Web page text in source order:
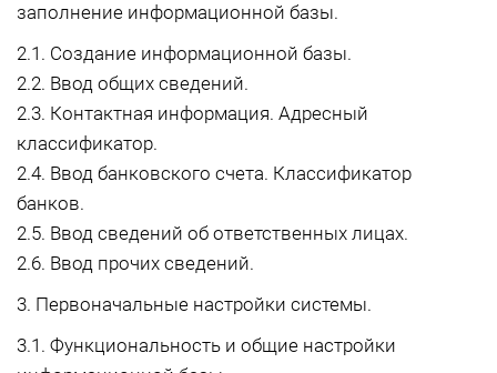
заполнение информационной базы.
2.1. Создание информационной базы.
2.2. Ввод общих сведений.
2.3. Контактная информация. Адресный
классификатор.
2.4. Ввод банковского счета. Классификатор
банков.
2.5. Ввод сведений об ответственных лицах.
2.6. Ввод прочих сведений.
3. Первоначальные настройки системы.
3.1. Функциональность и общие настройки